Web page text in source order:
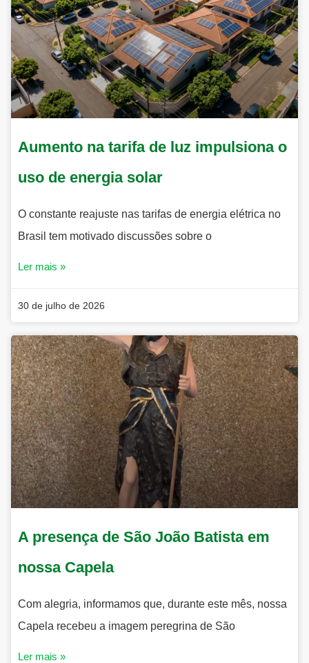
Aumento na tarifa de luz impulsiona o
uso de energia solar
O constante reajuste nas tarifas de energia elétrica no
Brasil tem motivado discussões sobre o
Ler mais »
30 de julho de 2026
A presença de São João Batista em
nossa Capela
Com alegria, informamos que, durante este mês, nossa
Capela recebeu a imagem peregrina de São
Ler mais »